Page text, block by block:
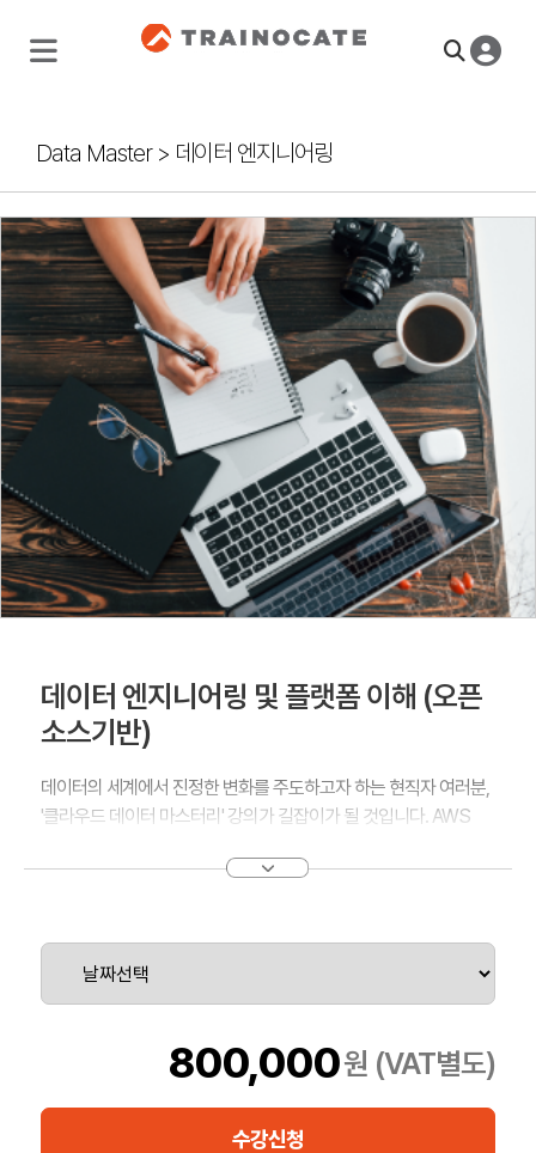
Data Master> 데이터 엔지니어링
데이터 엔지니어링 및 플랫폼 이해 (오픈
소스기반)
데이터의 세계에서 진정한 변화를 주도하고자 하는 현직자 여러분,
'클라우드 데이터 마스터리' 강의가 길잡이가 될 것입니다. AWS
로 수집, 저장하는 혁신적인 방법을 학습하세요.
이 강의는 데이터 수집과 저장의 모든 면모를 다룹니다.
대용량 데이터 관리 및 분석에 필요한 클라우드 저장소 기술을 익
800,000원 (VAT별도)
수강신청